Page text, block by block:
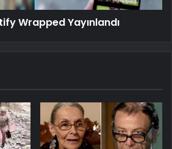
Wrapped Yayınlandı